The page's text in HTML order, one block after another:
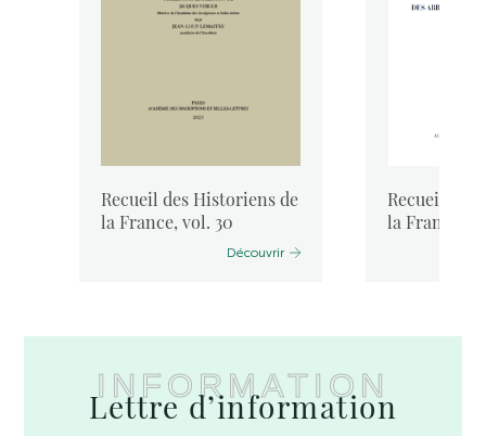
Recueil des Historiens de
la France, vol. 30
Découvrir
Recueil des
la France,
INFORMATION
Lettre d’information